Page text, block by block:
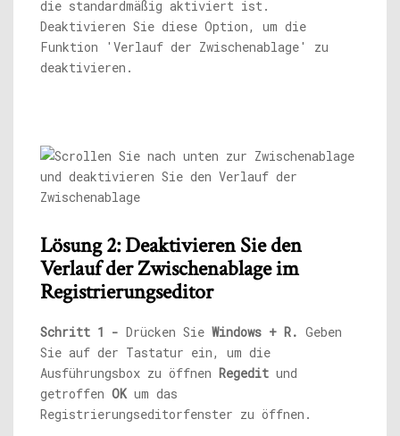
die standardmäßig aktiviert ist.
Deaktivieren Sie diese Option, um die
Funktion 'Verlauf der Zwischenablage' zu
deaktivieren.
Lösung 2: Deaktivieren Sie den
Verlauf der Zwischenablage im
Registrierungseditor
Schritt 1 - Drücken Sie Windows + R. Geben
Sie auf der Tastatur ein, um die
Ausführungsbox zu öffnen Regedit und
getroffen OK um das
Registrierungseditorfenster zu öffnen.